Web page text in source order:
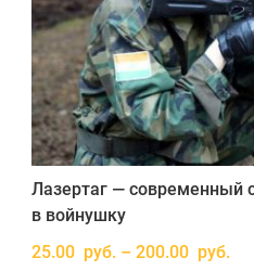
Лазертаг — современный
в войнушку
25.00 руб. – 200.00 руб.